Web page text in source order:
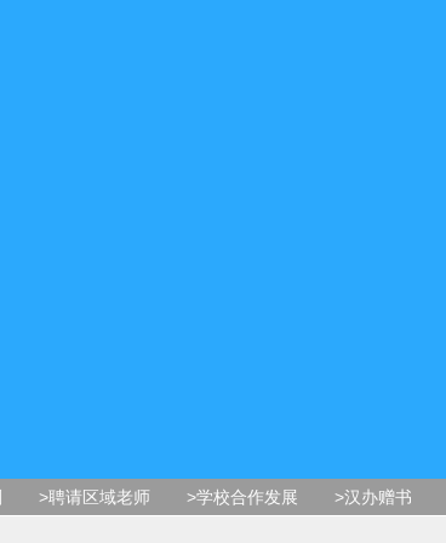
>聘请区域老师 >学校合作发展 >汉办赠书